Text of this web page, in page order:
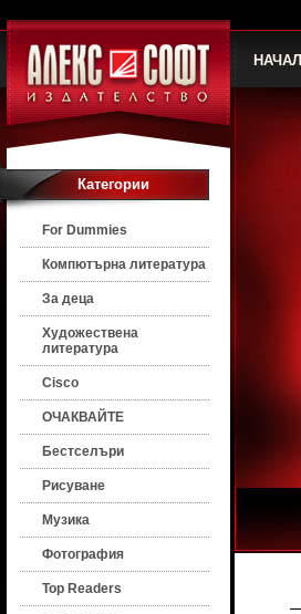
Категории
For Dummies
Компютърна литература
За деца
Художествена
литература
Cisco
ОЧАКВАЙТЕ
Бестселъри
Рисуване
Музика
Фотография
Top Readers